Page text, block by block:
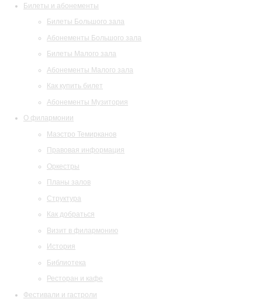
Билеты и абонементы
Билеты Большого зала
Абонементы Большого зала
Билеты Малого зала
Абонементы Малого зала
Как купить билет
Абонементы Музитория
О филармонии
Маэстро Темирканов
Правовая информация
Оркестры
Планы залов
Структура
Как добраться
Визит в филармонию
История
Библиотека
Ресторан и кафе
Фестивали и гастроли